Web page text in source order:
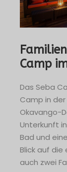
Camp
Das Seba
Camp in
Okavango-
Unterkunft
Bad und
Blick auf die
auch zwei